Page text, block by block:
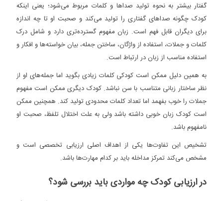
گفتار بیشتر به نحوه تولید صداها و کلمات مربوط می‌شود؛ یعنی اینکه
کودک چگونه صداهای گفتاری را تولید می‌کند و صحبت او تا چه اندازه
برای دیگران قابل فهم است. زبان مفهوم گسترده‌تری دارد و شامل درک
کلمات و جملات، استفاده از واژگان، ساختن جمله، بیان خواسته‌ها و افکار و
استفاده مناسب از زبان در ارتباط است.
به همین دلیل ممکن است کودکی کلمات زیادی بگوید اما جمله‌های او از
نظر ساختار زبانی متناسب با سن نباشد. کودک دیگری ممکن است مفهوم
جملات را خوب بفهمد اما تعداد کلمات محدودی تولید کند. همچنین ممکن
است کودک زبان خوبی داشته باشد ولی به علت اختلال تلفظ، صحبت او
نامفهوم باشد.
تشخیص این تفاوت‌ها یکی از اهداف اصلی ارزیابی تخصصی است و
مشخص می‌کند تمرکز مداخله باید بر کدام مهارت‌ها باشد.
در ارزیابی کودک چه مواردی باید بررسی شود؟